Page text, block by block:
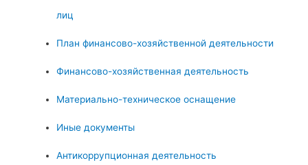
лиц
План финансово-хозяйственной деятельности
Финансово-хозяйственная деятельность
Материально-техническое оснащение
Иные документы
Антикоррупционная деятельность